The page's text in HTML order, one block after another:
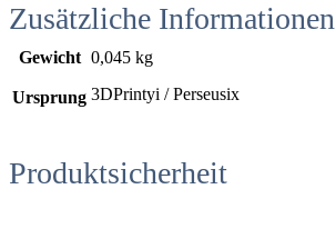
Zusätzliche Informationen
Gewicht 0,045 kg
Ursprung 3DPrintyi / Perseusix
Produktsicherheit